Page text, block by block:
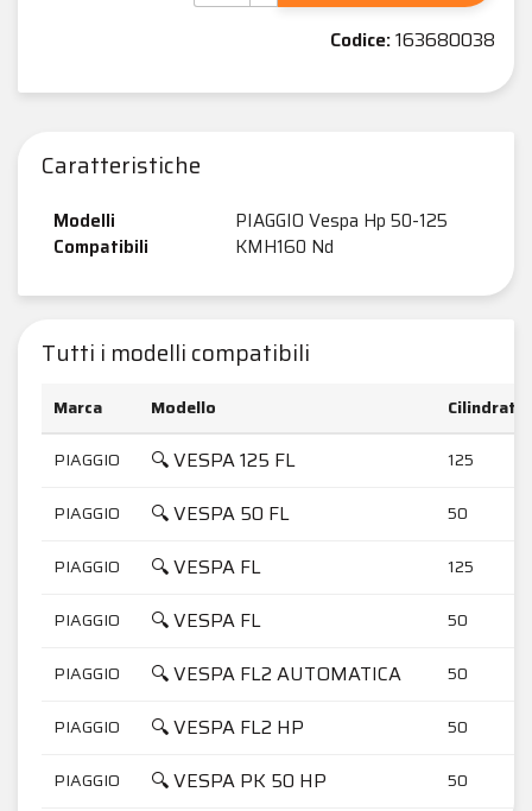
Codice:163680038
Caratteristiche
Modelli
Compatibili
PIAGGIO Vespa Hp 50-125
KMH160 Nd
Tutti i modelli compatibili
Marca Modello
Cilindrata
PIAGGIO
🔍 VESPA 125 FL 125
PIAGGIO 🔍 VESPA 50 FL 50
PIAGGIO 🔍 VESPA FL 125
PIAGGIO 🔍 VESPA FL 50
PIAGGIO 🔍 VESPA FL2 AUTOMATICA 50
PIAGGIO 🔍 VESPA FL2 HP 50
PIAGGIO 🔍 VESPA PK 50 HP 50